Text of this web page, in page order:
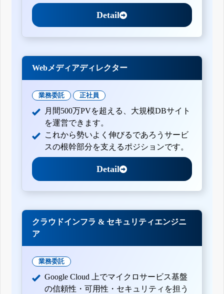
Detail
Webメディアディレクター
業務委託 正社員
月間500万PVを超える、大規模DBサイト
を運営できます。
これから勢いよく伸びるであろうサービ
スの根幹部分を支えるポジションです。
Detail
クラウドインフラ & セキュリティエンジニ
ア
業務委託
Google Cloud 上でマイクロサービス基盤
の信頼性・可用性・セキュリティを担う